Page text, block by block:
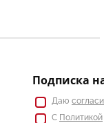
Подписка
Даю
С Политикой